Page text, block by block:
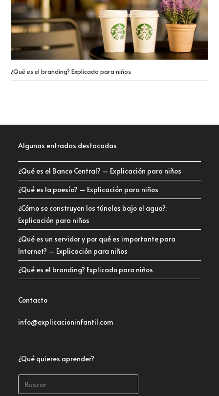
¿Qué es el branding? Explicado para niños
Algunas entradas destacadas
¿Qué es el Banco Central? – Explicación para niños
¿Qué es la poesía? – Explicación para niños
¿Cómo se construyen los túneles bajo el agua?:
Explicación para niños
¿Qué es un servidor y por qué es importante para
Internet? – Explicación para niños
¿Qué es el branding? Explicado para niños
Contacto
info@explicacioninfantil.com
¿Qué quieres aprender?